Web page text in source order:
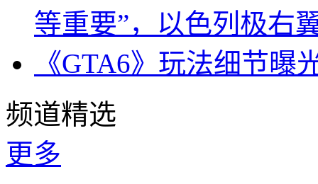
等重要”，以色列极右
《GTA6》玩法细节
频道精选
更多